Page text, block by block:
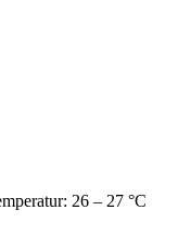
26 – 27 °C